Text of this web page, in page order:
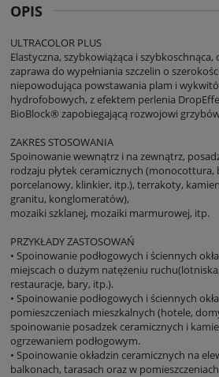
OPIS
ULTRACOLOR PLUS
Elastyczna, szybkowiążąca i
zaprawa do wypełniania szczelin o
niepowodująca powstawania plam i
hydrofobowych, z efektem perlenia
BioBlock® zapobiegającą rozwojowi
ZAKRES STOSOWANIA
Spoinowanie wewnątrz i na zewnątrz,
rodzaju płytek ceramicznych (monocottura,
porcelanowy, klinkier, itp.), terrakoty,
granitu, konglomeratów),
mozaiki szklanej, mozaiki marmurowej, itp.
PRZYKŁADY ZASTOSOWAŃ
• Spoinowanie podłogowych i ściennych
miejscach o dużym natężeniu
restauracje, bary, itp.).
• Spoinowanie podłogowych i ściennych
pomieszczeniach mieszkalnych (hotele,
spoinowanie posadzek ceramicznych i
ogrzewaniem podłogowym.
• Spoinowanie okładzin ceramicznych na
balkonach, tarasach oraz w